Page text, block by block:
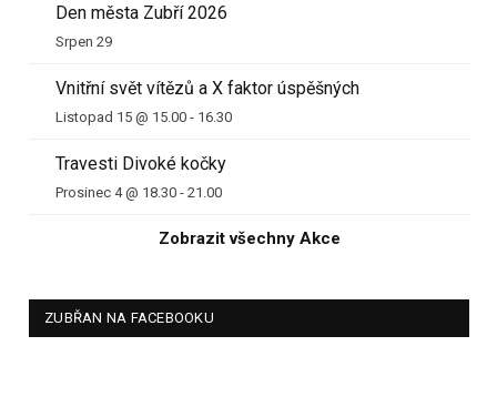
Den města Zubří 2026
Srpen 29
Vnitřní svět vítězů a X faktor úspěšných
Listopad 15 @ 15.00 - 16.30
Travesti Divoké kočky
Prosinec 4 @ 18.30 - 21.00
Zobrazit všechny Akce
ZUBŘAN NA FACEBOOKU